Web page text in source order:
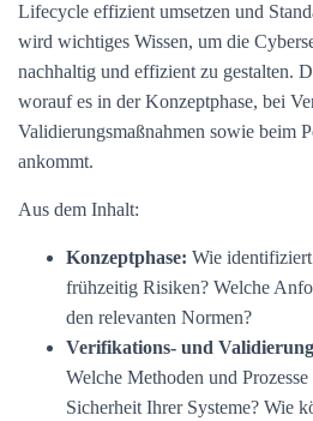
Lifecycle effizient umsetzen und
wird wichtiges Wissen, um die
nachhaltig und effizient zu gestalten.
worauf es in der Konzeptphase, bei
Validierungsmaßnahmen sowie beim
ankommt.
Aus dem Inhalt:
Konzeptphase: Wie
frühzeitig Risiken? Welche
den relevanten Normen?
Verifikations- und
Welche Methoden und
Sicherheit Ihrer Systeme? Wie